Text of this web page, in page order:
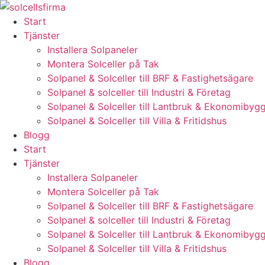
Skip
content
Start
Tjänster
Installera Solpaneler
Montera Solceller på Tak
Solpanel & Solceller till BRF & Fastighetsägare
Solpanel & solceller till Industri & Företag
Solpanel & Solceller till Lantbruk &
Solpanel & Solceller till Villa & Fritidshus
Blogg
Start
Tjänster
Installera Solpaneler
Montera Solceller på Tak
Solpanel & Solceller till BRF & Fastighetsägare
Solpanel & solceller till Industri & Företag
Solpanel & Solceller till Lantbruk &
Solpanel & Solceller till Villa & Fritidshus
Blogg